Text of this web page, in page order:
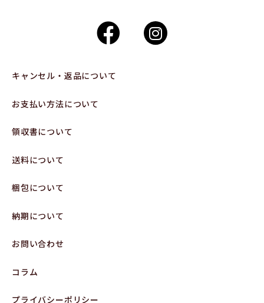
キャンセル・返品について
お支払い方法について
領収書について
送料について
梱包について
納期について
お問い合わせ
コラム
プライバシーポリシー